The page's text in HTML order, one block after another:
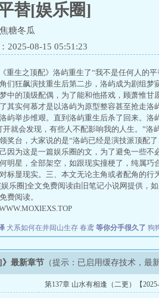
替[娱乐圈]
糖冬瓜
2025-08-15 05:51:23
重生之顶配》洛屿重生了“我不是任何人的
们狂飙演技重生后第二步，洛屿成为剧组
中的顶级配偶，为了能和他搭戏，顾萧惟甘
其实何慕才是以洛屿为原型整容甚至抢走
屿举步维艰。直到洛屿重生后杀了回来。
开就会发现，有些人不配影响我的人生。”洛
奖台，大家说的是“洛屿已经是演技派顶配
因为这是一篇娱乐圈的文，为了避免一些
明星，全部架空，如跟现实撞梗了，纯属
标显现实。三、本文无论主角或者配角的行
乐圈]全文免费阅读由旧笔记小说网提供，
费阅读。
犬系如何在井闼山生存 春鸢 等你分手很久了 狗
》最新章节 （提示：已启用缓存技术，最
第137章 山水有相逢（二更）【2025-